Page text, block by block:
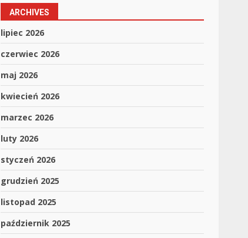
ARCHIVES
lipiec 2026
czerwiec 2026
maj 2026
kwiecień 2026
marzec 2026
luty 2026
styczeń 2026
grudzień 2025
listopad 2025
październik 2025